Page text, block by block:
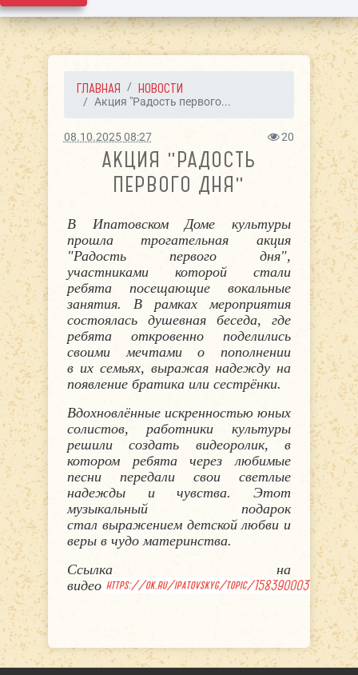
ГЛАВНАЯ НОВОСТИ
Акция "Радость первого...
08.10.2025 08:27 20
АКЦИЯ "РАДОСТЬ
ПЕРВОГО ДНЯ"
В Ипатовском Доме культуры
прошла трогательная акция
"Радость первого дня",
участниками которой стали
ребята посещающие вокальные
занятия.
В рамках мероприятия
состоялась душевная беседа, где
ребята откровенно поделились
своими мечтами о пополнении
в их семьях, выражая надежду на
появление братика или сестрёнки.
Вдохновлённые искренностью юных
солистов, работники культуры
решили создать видеоролик, в
котором ребята через любимые
песни передали
свои светлые
надежды и чувства. Этот
музыкальный подарок
стал выражением детской любви и
веры в чудо материнства.
Ссылка на
видео https://ok.ru/ipatovskyg/topic/158390003199381